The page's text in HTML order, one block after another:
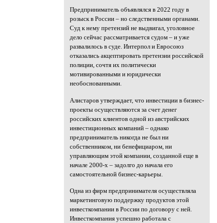
Предприниматель объявлялся в 2022 году в
розыск в России – но следственными органами.
Суд к нему претензий не выдвигал, уголовное
дело сейчас рассматривается судом – и уже
развалилось в суде. Интерпол и Евросоюз
отказались акцептировать претензии российской
полиции, сочтя их политически
мотивированными и юридически
необоснованными.
Алистаров утверждает, что инвестиции в бизнес-
проекты осуществляются за счет денег
российских клиентов одной из австрийских
инвестиционных компаний – однако
предприниматель никогда не был ни
собственником, ни бенефициаром, ни
управляющим этой компании, созданной еще в
начале 2000-х – задолго до начала его
самостоятельной бизнес-карьеры.
Одна из фирм предпринимателя осуществляла
маркетинговую поддержку продуктов этой
инвесткомпании в России по договору с ней.
Инвесткомпания успешно работала с